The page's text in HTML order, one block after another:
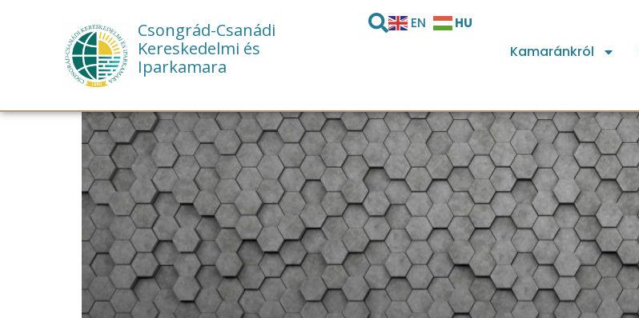
Csongrád-Csanádi
Kereskedelmi és
Iparkamara
EN HU
Kamaránkról